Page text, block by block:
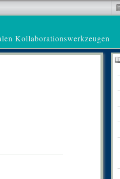
Kollaborationswerkzeugen